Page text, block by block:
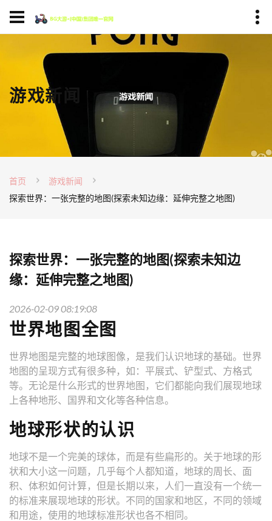
游戏新闻
首页
游戏新闻
探索世界：一张完整的地图(探索未知边缘：延伸完整之地图)
探索世界：一张完整的地图(探索未知边
缘：延伸完整之地图)
2026-02-09 08:19:08
世界地图全图
世界地图是完整的地球图像，是我们认识地球的基础。世界
地图的呈现方式有很多种，如：平展式、铲型式、方格式
等。无论是什么形式的世界地图，它们都能向我们展现地球
上各种地形、国界和文化等各种信息。
地球形状的认识
地球不是一个完美的球体，而是有些扁形的。关于地球的形
状和大小这一问题，几乎每个人都知道，地球的周长、面
积、体积如何计算，但是长期以来，人们一直没有一个统一
的标准来展现地球的形状。不同的国家和地区，不同的领域
和用途，使用的地球标准形状也各不相同。